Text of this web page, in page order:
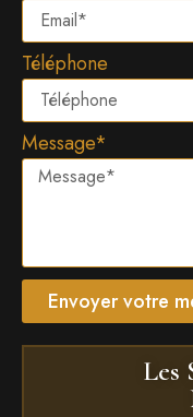
Téléphone
Message*
Envoyer votre
Les